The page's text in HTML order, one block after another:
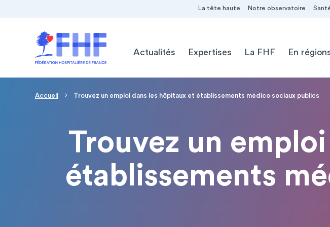
La tête haute Notre observatoire
Actualités
Expertises La FHF En
Page d'accueil
Fil d'Ariane
Accueil Trouvez un emploi dans les hôpitaux et établissements médico sociaux publics
Trouvez un
établissements